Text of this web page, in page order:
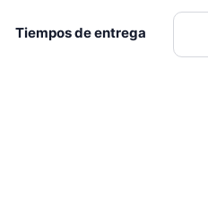
Tiempos de entrega